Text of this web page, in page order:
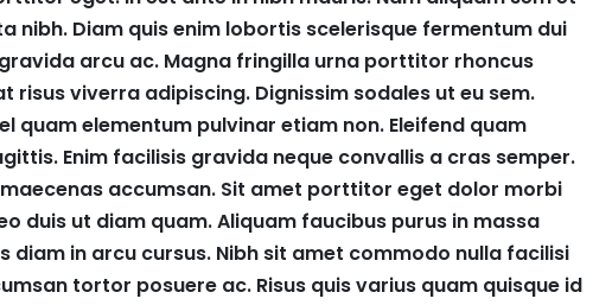
nibh. Diam quis enim lobortis scelerisque fermentum dui
arcu ac. Magna fringilla urna porttitor rhoncus
risus viverra adipiscing. Dignissim sodales ut eu sem.
quam elementum pulvinar etiam non. Eleifend quam
Enim facilisis gravida neque convallis a cras semper.
accumsan. Sit amet porttitor eget dolor morbi
duis ut diam quam. Aliquam faucibus purus in massa
diam in arcu cursus. Nibh sit amet commodo nulla facilisi
tortor posuere ac. Risus quis varius quam quisque id